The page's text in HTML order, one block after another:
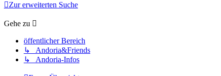
Zur erweiterten Suche
Gehe zu
öffentlicher Bereich
↳ Andoria&Friends
↳ Andoria-Infos